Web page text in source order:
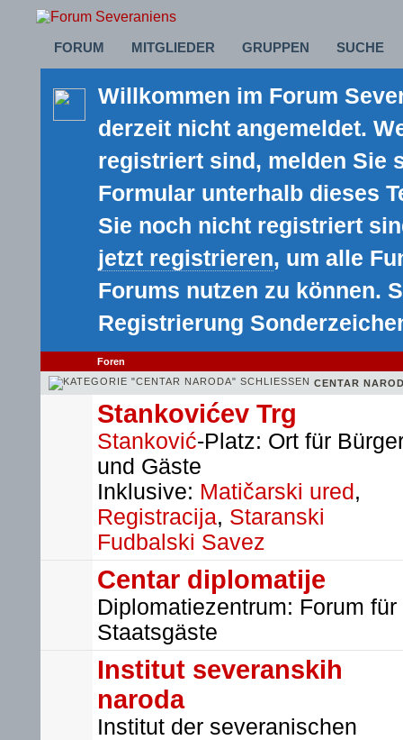
FORUM MITGLIEDER GRUPPEN SUCHE
Willkommen im Forum
derzeit nicht angemeldet.
registriert sind, melden Sie
Formular unterhalb dieses
Sie noch nicht registriert
jetzt registrieren, um alle
Forums nutzen zu können.
Registrierung
Foren
CENTAR
Stankovićev Trg
Stanković-Platz: Ort für
und Gäste
Inklusive: Matičarski ured ,
Registracija, Staranski
Fudbalski Savez
Centar diplomatije
Diplomatiezentrum: Forum für
Staatsgäste
Institut severanskih
naroda
Institut der severanischen